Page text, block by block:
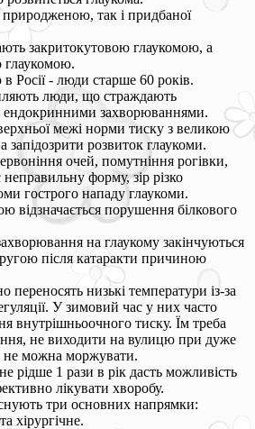
так і придбаної
закритокутовою глаукомою, а
глаукомою.
Росії - люди старше 60 років.
люди, що страждають
ендокринними захворюваннями.
межі норми тиску з великою
розвиток глаукоми.
очей, помутніння рогівки,
форму, зір різко
гострого нападу глаукоми.
відзначається порушення білкового
на глаукому закінчуються
після катаракти причиною
переносять низькі температури із-за
У зимовий час у них часто
внутрішньоочного тиску. Їм треба
не виходити на вулицю при дуже
не можна моржувати.
рідше 1 рази в рік дасть можливість
лікувати хворобу.
три основних напрямки:
хірургічне.